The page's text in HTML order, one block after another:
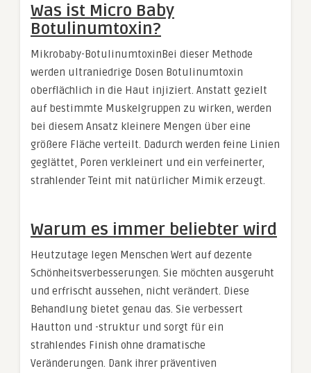
Was ist Micro Baby
Botulinumtoxin?
Mikrobaby-BotulinumtoxinBei dieser Methode
werden ultraniedrige Dosen Botulinumtoxin
oberflächlich in die Haut injiziert. Anstatt gezielt
auf bestimmte Muskelgruppen zu wirken, werden
bei diesem Ansatz kleinere Mengen über eine
größere Fläche verteilt. Dadurch werden feine Linien
geglättet, Poren verkleinert und ein verfeinerter,
strahlender Teint mit natürlicher Mimik erzeugt.
Warum es immer beliebter wird
Heutzutage legen Menschen Wert auf dezente
Schönheitsverbesserungen. Sie möchten ausgeruht
und erfrischt aussehen, nicht verändert. Diese
Behandlung bietet genau das. Sie verbessert
Hautton und -struktur und sorgt für ein
strahlendes Finish ohne dramatische
Veränderungen. Dank ihrer präventiven